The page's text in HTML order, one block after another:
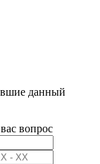
данный
вопрос